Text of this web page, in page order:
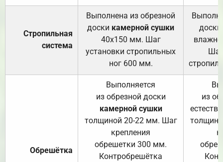
Стропильная
система
Выполнена из обрезной
доски камерной сушки
40х150 мм. Шаг
установки стропильных
ног 600 мм.
доски
Обрешётка
Выполняется
из обрезной доски
камерной сушки
толщиной 20-22 мм. Шаг
крепления
обрешетки 300 мм.
Контробрешётка
из